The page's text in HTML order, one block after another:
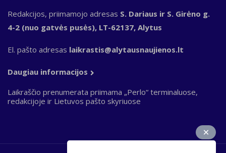
Redakcijos, priimamojo adresas S. Dariaus ir S. Girėno g.
4-2 (nuo gatvės pusės), LT-62137, Alytus
El. pašto adresas laikrastis@alytausnaujienos.lt
Daugiau informacijos
Laikraščio prenumerata priimama „Perlo“ terminaluose,
redakcijoje ir Lietuvos pašto skyriuose